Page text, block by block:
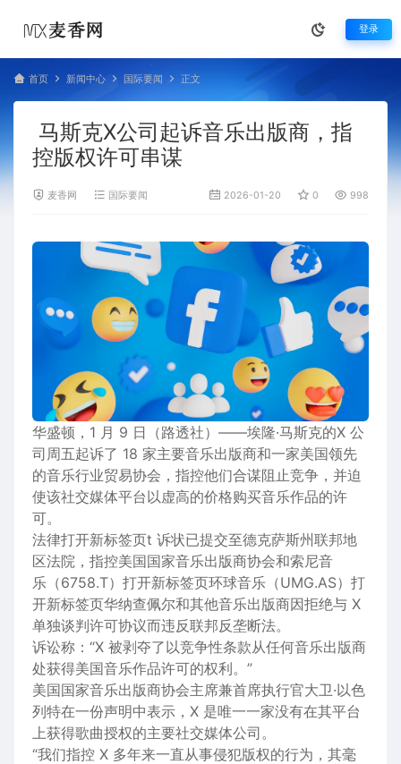
登录
首页 新闻中心 国际要闻 正文
马斯克X公司起诉音乐出版商，指
控版权许可串谋
麦香网 国际要闻 2026-01-20 0 998
华盛顿，1 月 9 日（路透社）——埃隆·马斯克的X 公
司周五起诉了 18 家主要音乐出版商和一家美国领先
的音乐行业贸易协会，指控他们合谋阻止竞争，并迫
使该社交媒体平台以虚高的价格购买音乐作品的许
可。
法律打开新标签页t 诉状已提交至德克萨斯州联邦地
区法院，指控美国国家音乐出版商协会和索尼音
乐 （6758.T） 打开新标签页环球音乐 （UMG.AS） 打
开新标签页华纳查佩尔和其他音乐出版商因拒绝与 X
单独谈判许可协议而违反联邦反垄断法。
诉讼称：“X 被剥夺了以竞争性条款从任何音乐出版商
处获得美国音乐作品许可的权利。”
美国国家音乐出版商协会主席兼首席执行官大卫·以色
列特在一份声明中表示，X 是唯一一家没有在其平台
上获得歌曲授权的主要社交媒体公司。
“我们指控 X 多年来一直从事侵犯版权的行为，其毫